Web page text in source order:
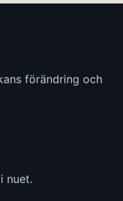
förändring och
nuet.